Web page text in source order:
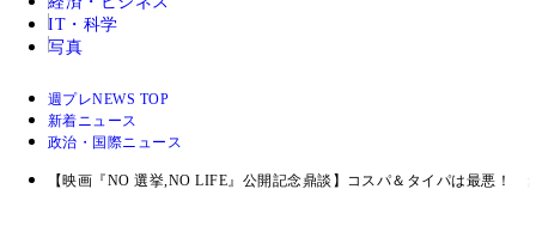
IT・科学
写真
週プレNEWS TOP
新着ニュース
政治・国際ニュース
【映画『NO 選挙,NO LIFE』公開記念鼎談】コスパ＆タイパは最悪！